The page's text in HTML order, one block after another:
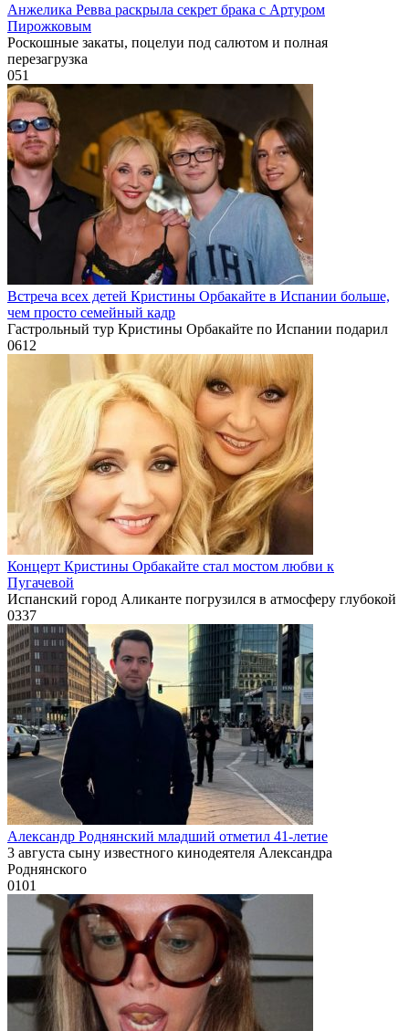
Анжелика Ревва раскрыла секрет брака с Артуром
Пирожковым
Роскошные закаты, поцелуи под салютом и полная
перезагрузка
051
Встреча всех детей Кристины Орбакайте в Испании больше,
чем просто семейный кадр
Гастрольный тур Кристины Орбакайте по Испании подарил
0612
Концерт Кристины Орбакайте стал мостом любви к
Пугачевой
Испанский город Аликанте погрузился в атмосферу глубокой
0337
Александр Роднянский младший отметил 41-летие
3 августа сыну известного кинодеятеля Александра
Роднянского
0101